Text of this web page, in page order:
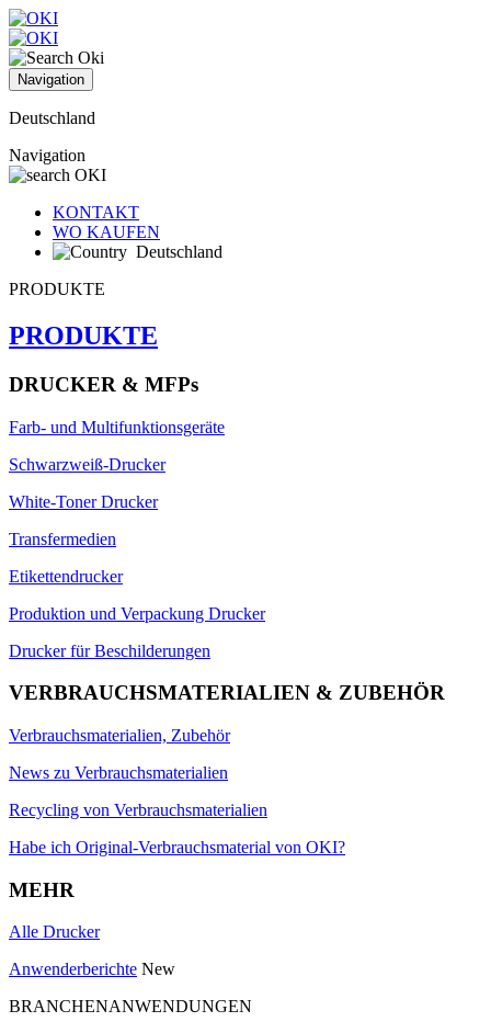
Navigation
Deutschland
Navigation
KONTAKT
WO KAUFEN
Deutschland
PRODUKTE
PRODUKTE
DRUCKER & MFPs
Farb- und Multifunktionsgeräte
Schwarzweiß-Drucker
White-Toner Drucker
Transfermedien
Etikettendrucker
Produktion und Verpackung Drucker
Drucker für Beschilderungen
VERBRAUCHSMATERIALIEN & ZUBEHÖR
Verbrauchsmaterialien, Zubehör
News zu Verbrauchsmaterialien
Recycling von Verbrauchsmaterialien
Habe ich Original-Verbrauchsmaterial von OKI?
MEHR
Alle Drucker
Anwenderberichte New
BRANCHENANWENDUNGEN